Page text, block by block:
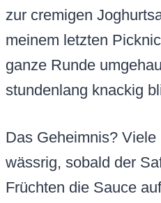
zur cremigen
meinem letzten
ganze Runde
stundenlang knackig
Das Geheimnis?
wässrig, sobald der
Früchten die Sauce